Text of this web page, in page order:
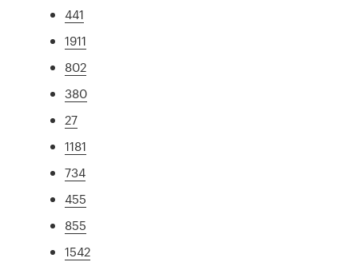
441
1911
802
380
27
1181
734
455
855
1542